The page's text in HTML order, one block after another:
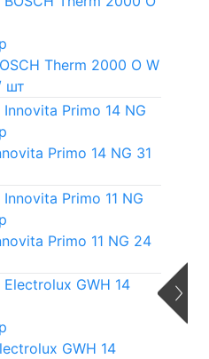
Therm 2000 O W
шт
Primo 14 NG 31
Primo 11 NG 24
GWH 14